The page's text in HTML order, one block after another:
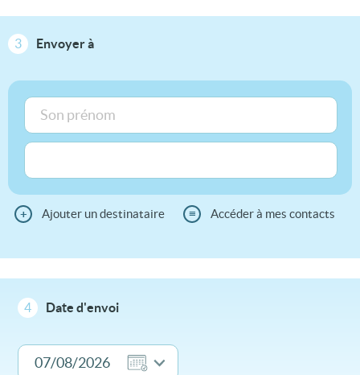
3 Envoyer à
+ Ajouter un destinataire ≡ Accéder à mes contacts
4 Date d'envoi